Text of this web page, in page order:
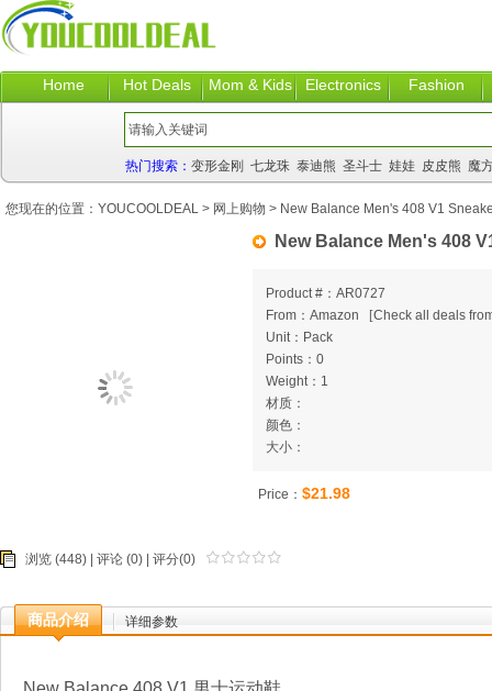
Home Hot Deals Mom & Kids Electronics Fashion
热门搜索： 变形金刚 七龙珠 泰迪熊 圣斗士 娃娃 皮皮熊 魔
New Balance Men's 408
Product #：AR0727
From：Amazon
[Check all deals
Unit：Pack
Points：0
Weight：1
材质：
颜色：
大小：
Price： $21.98
浏览 (448) | 评论 (0) | 评分(0)
商品介绍 详细参数
您现在的位置： YOUCOOLDEAL > 网上购物 > New Balance Men's 408 V1